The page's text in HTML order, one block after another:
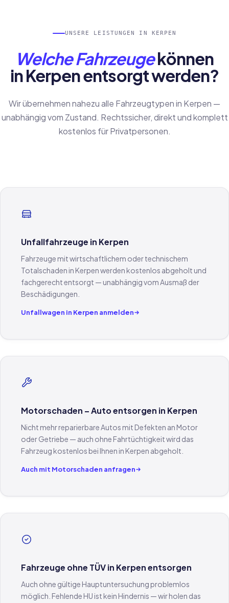
UNSERE LEISTUNGEN IN KERPEN
Welche Fahrzeugekönnen
in Kerpen entsorgt werden?
Wir übernehmen nahezu alle Fahrzeugtypen in Kerpen —
unabhängig vom Zustand. Rechtssicher, direkt und komplett
kostenlos für Privatpersonen.
Unfallfahrzeuge in Kerpen
Fahrzeuge mit wirtschaftlichem oder technischem
Totalschaden in Kerpen werden kostenlos abgeholt und
fachgerecht entsorgt — unabhängig vom Ausmaß der
Beschädigungen.
Unfallwagen in Kerpen anmelden
Motorschaden – Auto entsorgen in Kerpen
Nicht mehr reparierbare Autos mit Defekten an Motor
oder Getriebe — auch ohne Fahrtüchtigkeit wird das
Fahrzeug kostenlos bei Ihnen in Kerpen abgeholt.
Auch mit Motorschaden anfragen
Fahrzeuge ohne TÜV in Kerpen entsorgen
Auch ohne gültige Hauptuntersuchung problemlos
möglich. Fehlende HU ist kein Hindernis — wir holen das